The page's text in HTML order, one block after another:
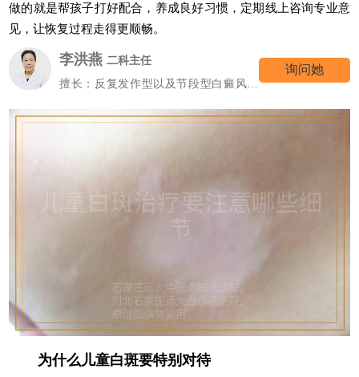
做的就是帮孩子打好配合，养成良好习惯，定期线上咨询专业意
见，让恢复过程走得更顺畅。
李洪燕 二科主任
擅长：反复发作型以及节段型白癜风诊
询问她
为什么儿童白斑要特别对待